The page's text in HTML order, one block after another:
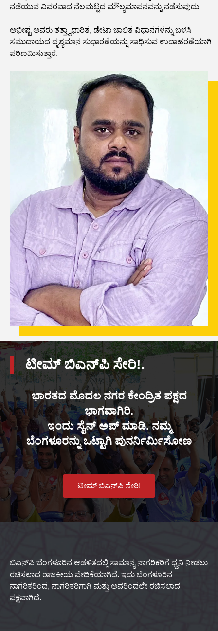
ನಡೆಯುವ ವಿವರವಾದ ನೆಲಮಟ್ಟದ ಮೌಲ್ಯಮಾಪನವನ್ನು ನಡೆಸುವುದು.
ಅಭೀಷ್ಟ ಅವರು ತತ್ತ್ವಾಧಾರಿತ, ಡೇಟಾ ಚಾಲಿತ ವಿಧಾನಗಳನ್ನು ಬಳಸಿ
ಸಮುದಾಯದ ದೃಶ್ಯಮಾನ ಸುಧಾರಣೆಯನ್ನು ಸಾಧಿಸುವ ಉದಾಹರಣೆಯಾಗಿ
ಪರಿಣಮಿಸುತ್ತಾರೆ.
ಟೀಮ್ ಬಿಎನ್‌ಪಿ ಸೇರಿ!.
ಭಾರತದ ಮೊದಲ ನಗರ ಕೇಂದ್ರಿತ ಪಕ್ಷದ
ಭಾಗವಾಗಿರಿ.
ಇಂದು ಸೈನ್ ಅಪ್ ಮಾಡಿ. ನಮ್ಮ
ಬೆಂಗಳೂರನ್ನು ಒಟ್ಟಾಗಿ ಪುನರ್ನಿರ್ಮಿಸೋಣ
ಟೀಮ್ ಬಿಎನ್‌ಪಿ ಸೇರಿ!
ಬಿಎನ್‌ಪಿ ಬೆಂಗಳೂರಿನ ಆಡಳಿತದಲ್ಲಿ ಸಾಮಾನ್ಯ ನಾಗರಿಕರಿಗೆ ಧ್ವನಿ ನೀಡಲು
ರಚಿಸಲಾದ ರಾಜಕೀಯ ವೇದಿಕೆಯಾಗಿದೆ. ಇದು ಬೆಂಗಳೂರಿನ
ನಾಗರಿಕರಿಂದ, ನಾಗರಿಕರಿಗಾಗಿ ಮತ್ತು ಅವರಿಂದಲೇ ರಚಿಸಲಾದ
ಪಕ್ಷವಾಗಿದೆ.